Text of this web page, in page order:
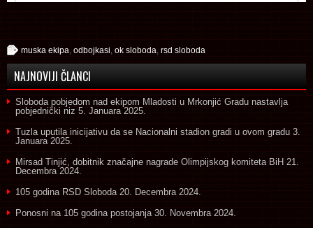
muska ekipa, odbojkasi, ok sloboda, rsd sloboda
NAJNOVIJI ČLANCI
Sloboda pobjedom nad ekipom Mladosti u Mrkonjić Gradu nastavlja
pobjednički niz 5. Januara 2025.
Tuzla uputila inicijativu da se Nacionalni stadion gradi u ovom gradu 3.
Januara 2025.
Mirsad Tinjić, dobitnik značajne nagrade Olimpijskog komiteta BiH 21.
Decembra 2024.
105 godina RSD Sloboda 20. Decembra 2024.
Ponosni na 105 godina postojanja 30. Novembra 2024.